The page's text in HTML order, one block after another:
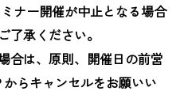
ナー開催が中止となる場合
了承ください。
合は、原則、開催日の前営
らキャンセルをお願いい